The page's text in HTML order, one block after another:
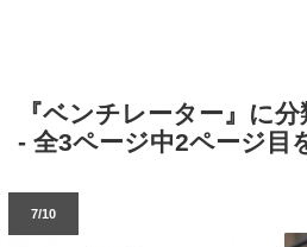
『ベンチレーター』に
- 全3ページ中2ページ目
7/10